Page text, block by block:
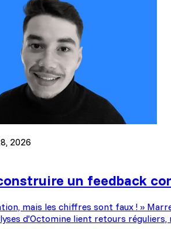
2026
un feedback
mais les chiffres sont faux ! »
d'Octomine lient retours